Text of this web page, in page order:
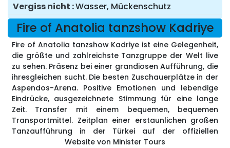
Vergiss nicht Wasser, Mückenschutz
Fire of Anatolia tanzshow Kadriye
Fire of Anatolia tanzshow Kadriye ist eine Gelegenheit,
die größte und zahlreichste Tanzgruppe der Welt live
zu sehen. Präsenz bei einer grandiosen Aufführung, die
ihresgleichen sucht. Die besten Zuschauerplätze in der
Aspendos-Arena. Positive Emotionen und lebendige
Eindrücke, ausgezeichnete Stimmung für eine lange
Zeit. Transfer mit einem bequemen, bequemen
Transportmittel. Zeitplan einer erstaunlichen großen
Tanzaufführung in der Türkei auf der offiziellen
Website von Minister Tours